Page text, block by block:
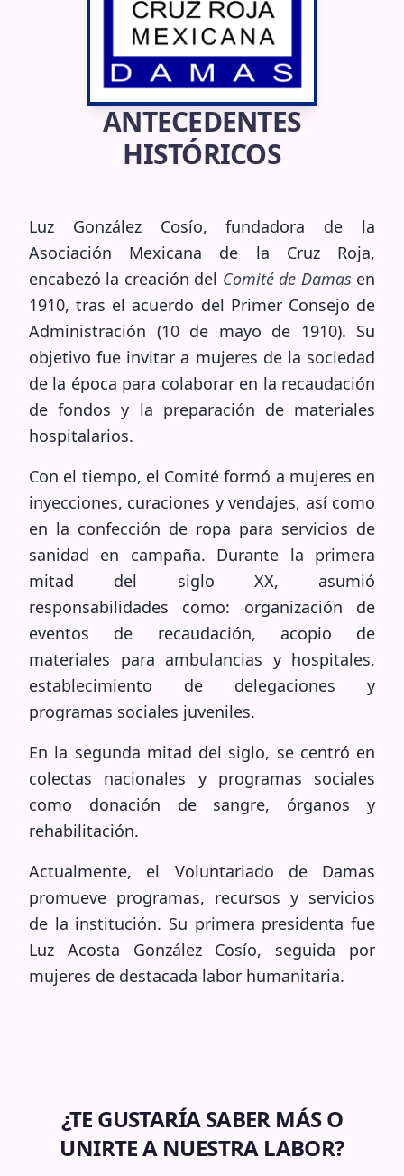
ANTECEDENTES
HISTÓRICOS
Luz González Cosío, fundadora de la
Asociación Mexicana de la Cruz Roja,
encabezó la creación del Comité de Damasen
1910, tras el acuerdo del Primer Consejo de
Administración (10 de mayo de 1910). Su
objetivo fue invitar a mujeres de la sociedad
de la época para colaborar en la recaudación
de fondos y la preparación de materiales
hospitalarios.
Con el tiempo, el Comité formó a mujeres en
inyecciones, curaciones y vendajes, así como
en la confección de ropa para servicios de
sanidad en campaña. Durante la primera
mitad del siglo XX, asumió
responsabilidades como: organización de
eventos de recaudación, acopio de
materiales para ambulancias y hospitales,
establecimiento de delegaciones y
programas sociales juveniles.
En la segunda mitad del siglo, se centró en
colectas nacionales y programas sociales
como donación de sangre, órganos y
rehabilitación.
Actualmente, el Voluntariado de Damas
promueve programas, recursos y servicios
de la institución. Su primera presidenta fue
Luz Acosta González Cosío, seguida por
mujeres de destacada labor humanitaria.
¿TE GUSTARÍA SABER MÁS O
UNIRTE A NUESTRA LABOR?